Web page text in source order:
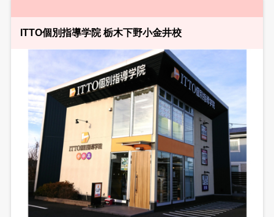
ITTO個別指導学院 栃木下野小金井校